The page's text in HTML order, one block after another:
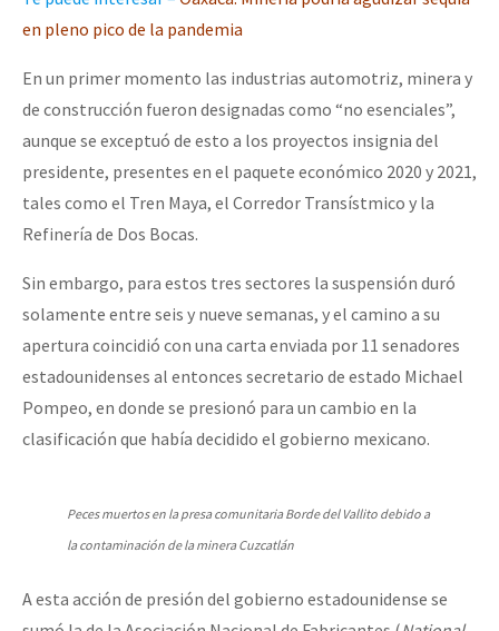
en pleno pico de la pandemia
En un primer momento las industrias automotriz, minera y
de construcción fueron designadas como “no esenciales”,
aunque se exceptuó de esto a los proyectos insignia del
presidente, presentes en el paquete económico 2020 y 2021,
tales como el Tren Maya, el Corredor Transístmico y la
Refinería de Dos Bocas.
Sin embargo, para estos tres sectores la suspensión duró
solamente entre seis y nueve semanas, y el camino a su
apertura coincidió con una carta enviada por 11 senadores
estadounidenses al entonces secretario de estado Michael
Pompeo, en donde se presionó para un cambio en la
clasificación que había decidido el gobierno mexicano.
Peces muertos en la presa comunitaria Borde del Vallito debido a
la contaminación de la minera Cuzcatlán
A esta acción de presión del gobierno estadounidense se